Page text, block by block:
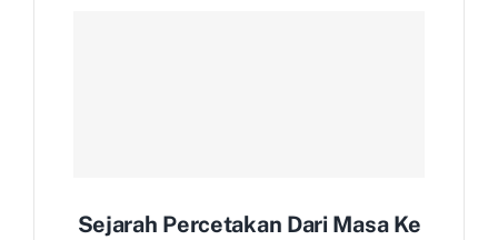
Sejarah Percetakan Dari Masa Ke